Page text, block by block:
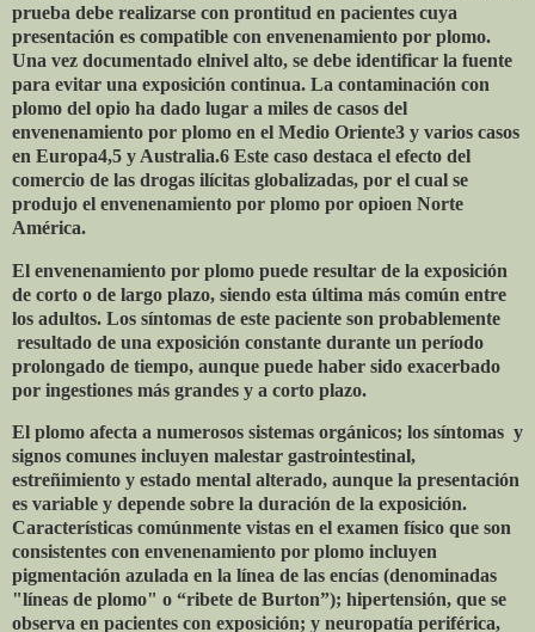
prueba debe realizarse con prontitud en pacientes cuya
presentación es compatible con envenenamiento por plomo.
Una vez documentado elnivel alto, se debe identificar la fuente
para evitar una exposición continua. La contaminación con
plomo del opio ha dado lugar a miles de casos del
envenenamiento por plomo en el Medio Oriente3 y varios casos
en Europa4,5 y Australia.6 Este caso destaca el efecto del
comercio de las drogas ilícitas globalizadas, por el cual se
produjo el envenenamiento por plomo por opioen Norte
América.
El envenenamiento por plomo puede resultar de la exposición
de corto o de largo plazo, siendo esta última más común entre
los adultos. Los síntomas de este paciente son probablemente
resultado de una exposición constante durante un período
prolongado de tiempo, aunque puede haber sido exacerbado
por ingestiones más grandes y a corto plazo.
El plomo afecta a numerosos sistemas orgánicos; los síntomas y
signos comunes incluyen malestar gastrointestinal,
estreñimiento y estado mental alterado, aunque la presentación
es variable y depende sobre la duración de la exposición.
Características comúnmente vistas en el examen físico que son
consistentes con envenenamiento por plomo incluyen
pigmentación azulada en la línea de las encías (denominadas
"líneas de plomo" o “ribete de Burton”); hipertensión, que se
observa en pacientes con exposición; y neuropatía periférica,